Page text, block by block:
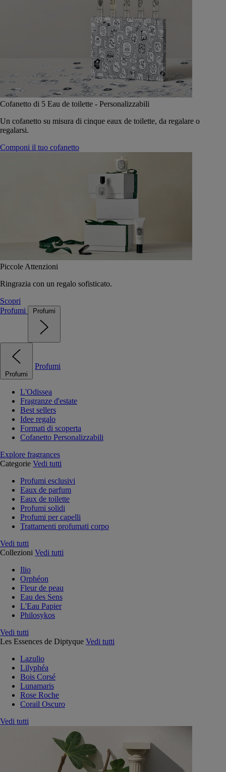
Cofanetto di 5 Eau de toilette - Personalizzabili
Un cofanetto su misura di cinque eaux de toilette, da regalare o
regalarsi.
Componi il tuo cofanetto
Piccole Attenzioni
Ringrazia con un regalo sofisticato.
Scopri
Profumi
Profumi
Profumi
Profumi
L'Odissea
Fragranze d'estate
Best sellers
Idee regalo
Formati di scoperta
Cofanetto Personalizzabili
Explore fragrances
Categorie Vedi tutti
Profumi esclusivi
Eaux de parfum
Eaux de toilette
Profumi solidi
Profumi per capelli
Trattamenti profumati corpo
Vedi tutti
Collezioni Vedi tutti
Ilio
Orphéon
Fleur de peau
Eau des Sens
L'Eau Papier
Philosykos
Vedi tutti
Les Essences de Diptyque Vedi tutti
Lazulio
Lilyphéa
Bois Corsé
Lunamaris
Rose Roche
Corail Oscuro
Vedi tutti